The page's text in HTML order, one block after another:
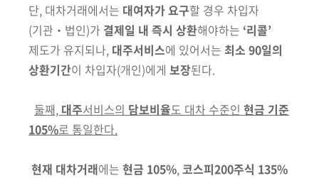
단, 대차거래에서는 대여자가 요구할 경우 차입자
(기관‧법인)가 결제일 내 즉시 상환해야하는 ‘리콜’
제도가 유지되나, 대주서비스에 있어서는 최소 90일의
상환기간이 차입자(개인)에게 보장된다.
둘째, 대주서비스의 담보비율도 대차 수준인 현금 기준
105%로 통일한다.
현재 대차거래에는 현금 105%, 코스피200주식 135%